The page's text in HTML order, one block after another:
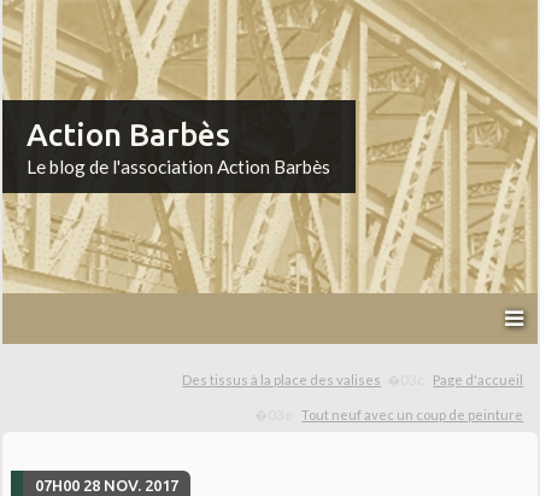
Action Barbès
Le blog de l'association Action Barbès
Des tissus à la place des valises Page d'accueil
Tout neuf avec un coup de peinture
07H00 28 NOV. 2017